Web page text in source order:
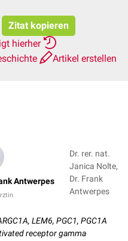
Zitat kopieren
hierher
Artikel erstellen
Antwerpes
Dr. rer. nat.
Janica Nolte,
Dr. Frank
Antwerpes
LEM6, PGC1, PGC1A
receptor gamma